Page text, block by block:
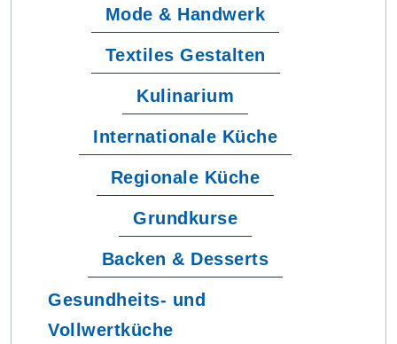
Mode & Handwerk
Textiles Gestalten
Kulinarium
Internationale Küche
Regionale Küche
Grundkurse
Backen & Desserts
Gesundheits- und
Vollwertküche